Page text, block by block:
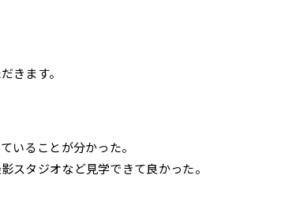
きます。
いることが分かった。
スタジオなど見学できて良かった。